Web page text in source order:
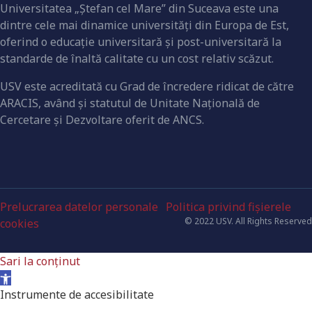
Universitatea „Ştefan cel Mare” din Suceava este una
dintre cele mai dinamice universităţi din Europa de Est,
oferind o educaţie universitară şi post-universitară la
standarde de înaltă calitate cu un cost relativ scăzut.
USV este acreditată cu Grad de încredere ridicat de către
ARACIS, având şi statutul de Unitate Naţională de
Cercetare şi Dezvoltare oferit de ANCS.
Prelucrarea datelor personale Politica privind fișierele
cookies
© 2022 USV. All Rights Reserved
Sari la conținut
Deschide bara de unelte
Instrumente de accesibilitate